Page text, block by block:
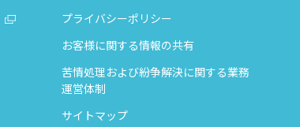
プライバシーポリシー
お客様に関する情報の共有
苦情処理および紛争解決に関する業務
運営体制
サイトマップ